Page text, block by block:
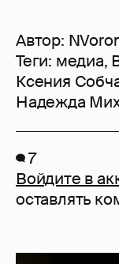
Автор:
Теги: медиа,
Ксения
Надежда
7
Войдите в
оставлять